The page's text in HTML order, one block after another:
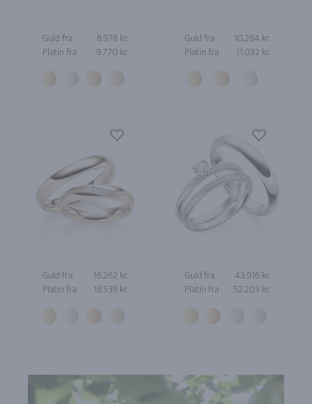
Guld fra
8.978 kr.
Platin fra
9.770 kr.
Guld fra
10.284 kr.
Platin fra
11.032 kr.
Guld fra
16.262 kr.
Platin fra
18.539 kr.
Guld fra
43.916 kr.
Platin fra
52.203 kr.